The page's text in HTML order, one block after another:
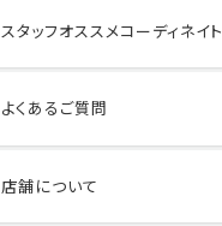
スタッフオススメコーディネイト
よくあるご質問
店舗について